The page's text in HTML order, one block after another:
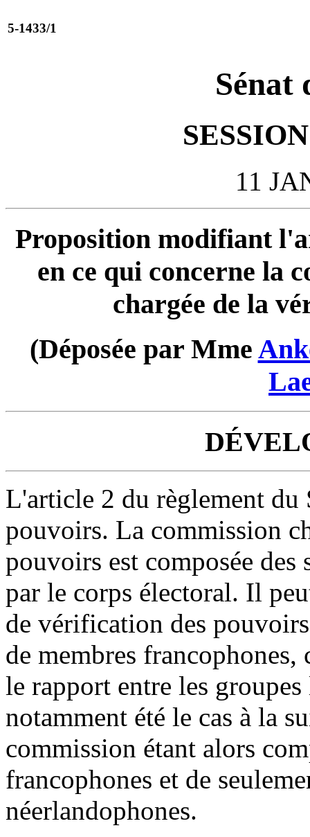
5-1433/1
Sénat
11
Proposition modifiant
en ce qui concerne la
chargée de la
(Déposée par Mme
L'article 2 du règlement du
pouvoirs. La commission
pouvoirs est composée des
par le corps électoral. Il
de vérification des
de membres
le rapport entre les
notamment été le cas à la
commission étant alors
francophones et de
néerlandophones.